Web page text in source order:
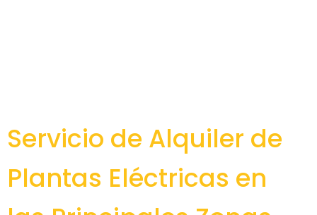
Servicio de Alquiler de
Plantas Eléctricas en